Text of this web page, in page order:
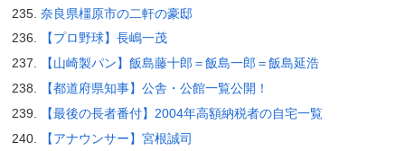
奈良県橿原市の二軒の豪邸
【プロ野球】長嶋一茂
【山崎製パン】飯島藤十郎＝飯島一郎＝飯島延浩
【都道府県知事】公舎・公館一覧公開！
【最後の長者番付】2004年高額納税者の自宅一覧
【アナウンサー】宮根誠司